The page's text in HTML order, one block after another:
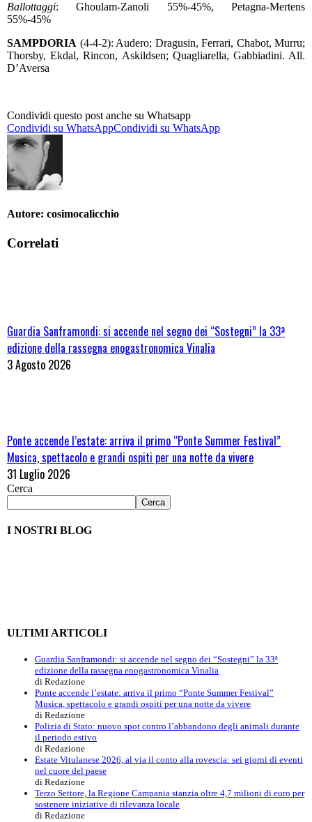
Ballottaggi: Ghoulam-Zanoli 55%-45%, Petagna-Mertens
55%-45%
SAMPDORIA (4-4-2): Audero; Dragusin, Ferrari, Chabot, Murru;
Thorsby, Ekdal, Rincon, Askildsen; Quagliarella, Gabbiadini. All.
D’Aversa
Condividi questo post anche su Whatsapp
Condividi su WhatsAppCondividi su WhatsApp
Autore: cosimocalicchio
Correlati
Guardia Sanframondi: si accende nel segno dei “Sostegni” la 33ª
edizione della rassegna enogastronomica Vinalia
3 Agosto 2026
Ponte accende l’estate: arriva il primo “Ponte Summer Festival”
Musica, spettacolo e grandi ospiti per una notte da vivere
31 Luglio 2026
Cerca
Cerca
I NOSTRI BLOG
ULTIMI ARTICOLI
Guardia Sanframondi: si accende nel segno dei “Sostegni” la 33ª
edizione della rassegna enogastronomica Vinalia
di Redazione
Ponte accende l’estate: arriva il primo “Ponte Summer Festival”
Musica, spettacolo e grandi ospiti per una notte da vivere
di Redazione
Polizia di Stato: nuovo spot contro l’abbandono degli animali durante
il periodo estivo
di Redazione
Estate Vitulanese 2026, al via il conto alla rovescia: sei giorni di eventi
nel cuore del paese
di Redazione
Terzo Settore, la Regione Campania stanzia oltre 4,7 milioni di euro per
sostenere iniziative di rilevanza locale
di Redazione